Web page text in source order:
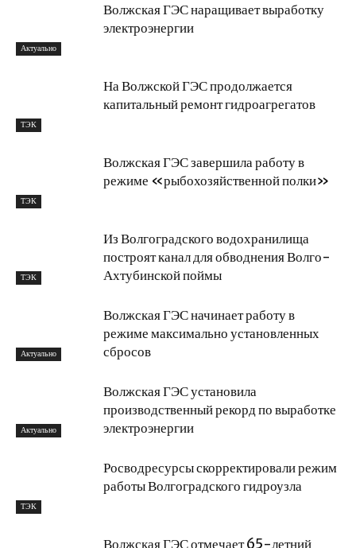
Актуально
Волжская ГЭС наращивает выработку
электроэнергии
ТЭК
На Волжской ГЭС продолжается
капитальный ремонт гидроагрегатов
ТЭК
Волжская ГЭС завершила работу в
режиме «рыбохозяйственной полки»
ТЭК
Из Волгоградского водохранилища
построят канал для обводнения Волго-
Ахтубинской поймы
Актуально
Волжская ГЭС начинает работу в
режиме максимально установленных
сбросов
Актуально
Волжская ГЭС установила
производственный рекорд по выработке
электроэнергии
ТЭК
Росводресурсы скорректировали режим
работы Волгоградского гидроузла
Волжская ГЭС отмечает 65-летний